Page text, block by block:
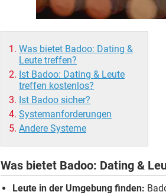
Was bietet Badoo: Dating &
Leute treffen?
Ist Badoo: Dating & Leute
treffen kostenlos?
Ist Badoo sicher?
Systemanforderungen
Andere Systeme
Was bietet Badoo: Dating &
Leute in der Umgebung finden: